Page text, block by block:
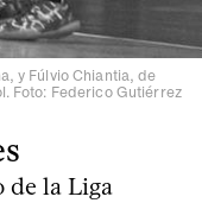
y Fúlvio Chiantia, de
Foto: Federico Gutiérrez
de la Liga